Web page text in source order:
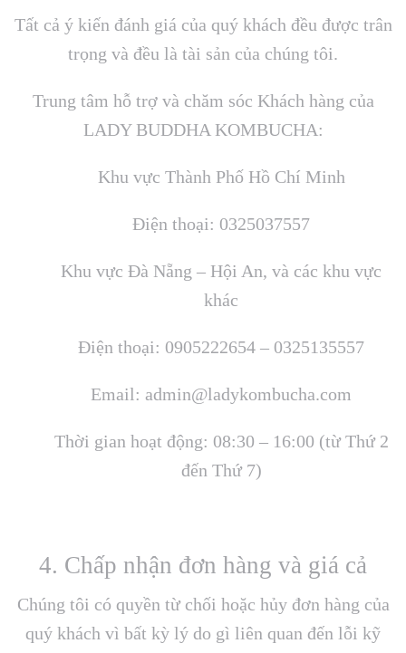
Tất cả ý kiến đánh giá của quý khách đều được trân
trọng và đều là tài sản của chúng tôi.
Trung tâm hỗ trợ và chăm sóc Khách hàng của
LADY BUDDHA KOMBUCHA:
Khu vực Thành Phố Hồ Chí Minh
Điện thoại: 0325037557
Khu vực Đà Nẵng – Hội An, và các khu vực
khác
Điện thoại: 0905222654 – 0325135557
Email: admin@ladykombucha.com
Thời gian hoạt động: 08:30 – 16:00 (từ Thứ 2
đến Thứ 7)
4. Chấp nhận đơn hàng và giá cả
Chúng tôi có quyền từ chối hoặc hủy đơn hàng của
quý khách vì bất kỳ lý do gì liên quan đến lỗi kỹ